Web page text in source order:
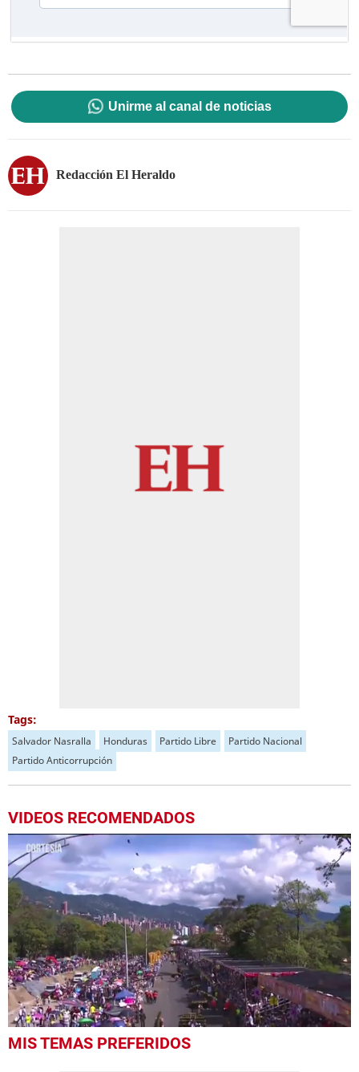
Unirme al canal de noticias
Redacción El Heraldo
Tags:
Salvador Nasralla Honduras Partido Libre
Partido Nacional
Partido Anticorrupción
VIDEOS RECOMENDADOS
of
MIS TEMAS PREFERIDOS